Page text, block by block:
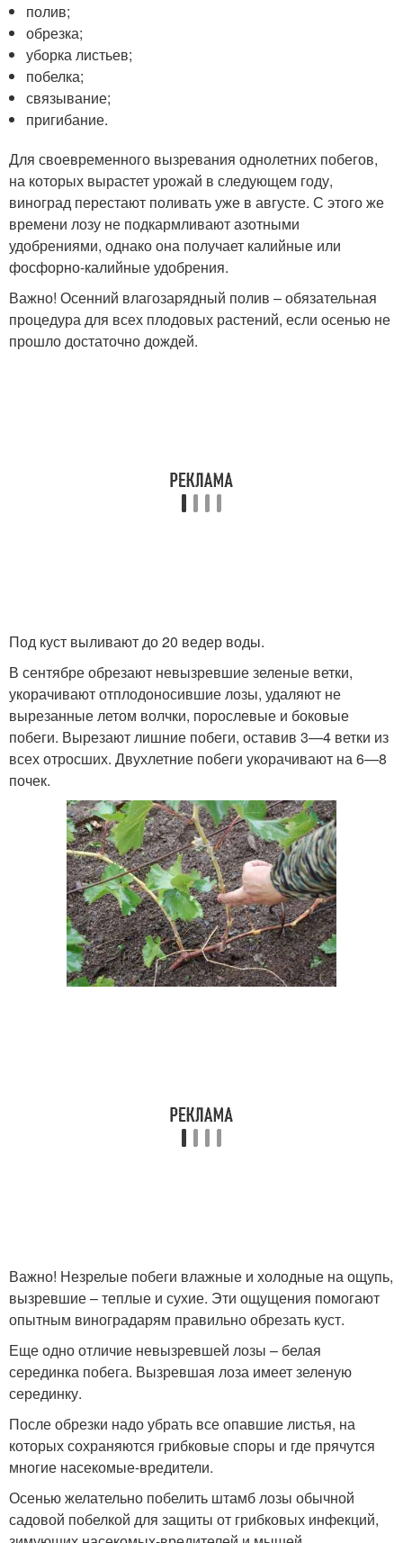
полив;
обрезка;
уборка листьев;
побелка;
связывание;
пригибание.
Для своевременного вызревания однолетних побегов,
на которых вырастет урожай в следующем году,
виноград перестают поливать уже в августе. С этого же
времени лозу не подкармливают азотными
удобрениями, однако она получает калийные или
фосфорно-калийные удобрения.
Важно! Осенний влагозарядный полив – обязательная
процедура для всех плодовых растений, если осенью не
прошло достаточно дождей.
Под куст выливают до 20 ведер воды.
В сентябре обрезают невызревшие зеленые ветки,
укорачивают отплодоносившие лозы, удаляют не
вырезанные летом волчки, порослевые и боковые
побеги. Вырезают лишние побеги, оставив 3—4 ветки из
всех отросших. Двухлетние побеги укорачивают на 6—8
почек.
Важно! Незрелые побеги влажные и холодные на ощупь,
вызревшие – теплые и сухие. Эти ощущения помогают
опытным виноградарям правильно обрезать куст.
Еще одно отличие невызревшей лозы – белая
серединка побега. Вызревшая лоза имеет зеленую
серединку.
После обрезки надо убрать все опавшие листья, на
которых сохраняются грибковые споры и где прячутся
многие насекомые-вредители.
Осенью желательно побелить штамб лозы обычной
садовой побелкой для защиты от грибковых инфекций,